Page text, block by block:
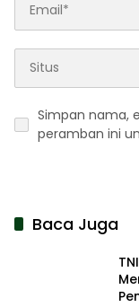
Simpan nama,
peramban ini
Baca Juga